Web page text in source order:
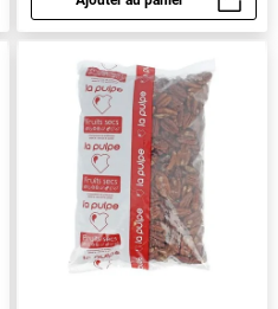
Aperçu rapide